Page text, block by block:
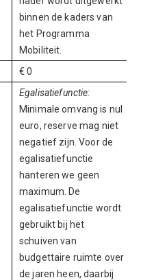
binnen de kaders van
het Programma
Mobiliteit.
€ 0
Egalisatiefunctie:
Minimale omvang is nul
euro, reserve mag niet
negatief zijn. Voor de
egalisatiefunctie
hanteren we geen
maximum. De
egalisatiefunctie wordt
gebruikt bij het
schuiven van
budgettaire ruimte over
de jaren heen, daarbij